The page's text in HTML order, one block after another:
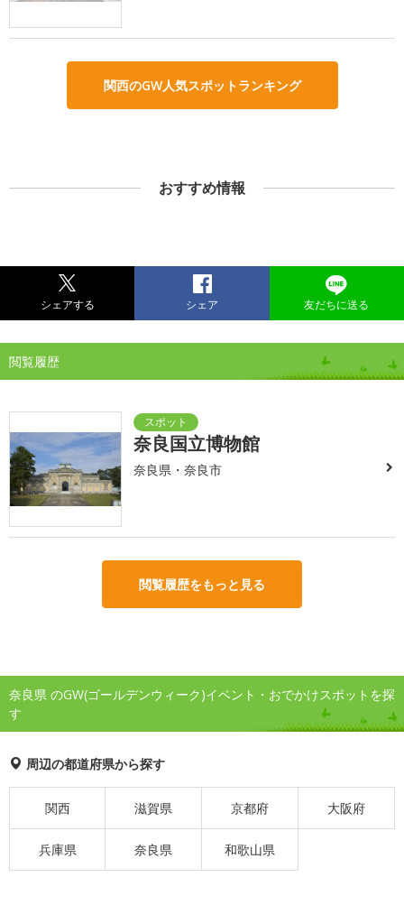
関西のGW人気スポットランキング
おすすめ情報
シェアする シェア 友だちに送る
閲覧履歴
奈良国立博物館
奈良県・奈良市
閲覧履歴をもっと見る
奈良県 のGW(ゴールデンウィーク)イベント・おでかけスポットを探
す
周辺の都道府県から探す
関西 滋賀県 京都府 大阪府
兵庫県 奈良県 和歌山県